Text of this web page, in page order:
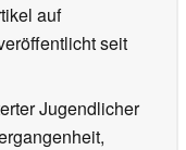
auf
seit
Jugendlicher